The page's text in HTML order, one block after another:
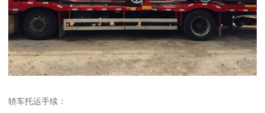
轿车托运手续：